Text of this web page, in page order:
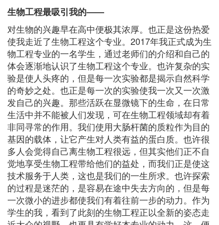
生物工程最吸引我的——
对生物的兴趣早在高中便极其浓厚。也正是这份热爱
使我走近了生物工程这个专业​。2017年我正式成为生
物工程专业的一名学生，通过老师们的介绍和自己的
体会逐渐地认识了生物工程这个专业。也许复杂的实
验是使人头疼的，但是每一次实验都是揭示自然科学
的奇妙之处。​也正是每一次的实验使我一次又一次激
发自己的兴趣。那些活跃在显微镜下的生命，在日常
生活中并不能被人们发现，可在生物工程领域却有着
非同寻常的作用。我们使用大肠杆菌的质粒作为目的
基因的载体，让它产生对人类有益的蛋白质。也许很
多人会觉得自己离生物工程很远，但其实他们正不自
觉地享受生物工程带给他们的益处，而我们正是使这
技术服务于人类，这也是我们的一生所求。​也许探索
的过程是迷茫的，是容易在途中失去方向的，但是每
一次微小的进步都使我们有着往前一步的动力。作为
学生的我，看到了此刻的生物工程正以全新的姿态走